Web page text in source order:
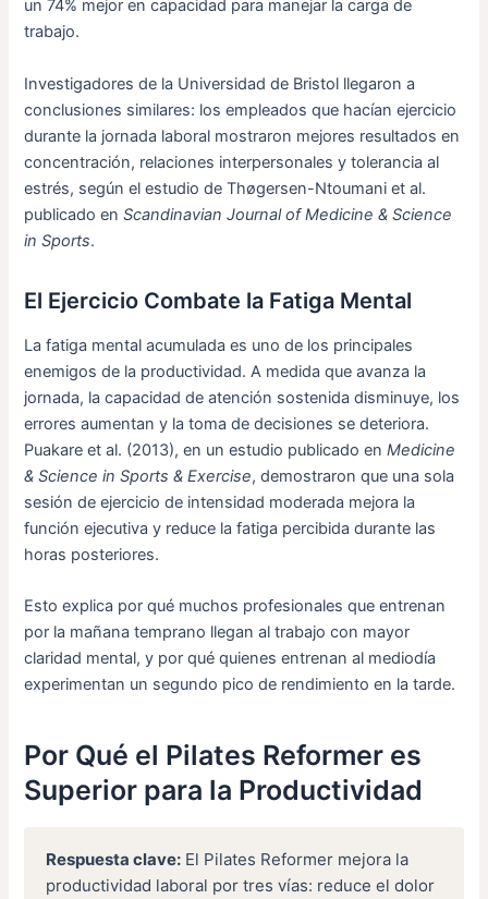
un 74% mejor en capacidad para manejar la carga de
trabajo.
Investigadores de la Universidad de Bristol llegaron a
conclusiones similares: los empleados que hacían ejercicio
durante la jornada laboral mostraron mejores resultados en
concentración, relaciones interpersonales y tolerancia al
estrés, según el estudio de Thøgersen-Ntoumani et al.
publicado enScandinavian Journal of Medicine & Science
in Sports.
El Ejercicio Combate la Fatiga Mental
La fatiga mental acumulada es uno de los principales
enemigos de la productividad. A medida que avanza la
jornada, la capacidad de atención sostenida disminuye, los
errores aumentan y la toma de decisiones se deteriora.
Puakare et al. (2013), en un estudio publicado enMedicine
& Science in Sports & Exercise, demostraron que una sola
sesión de ejercicio de intensidad moderada mejora la
función ejecutiva y reduce la fatiga percibida durante las
horas posteriores.
Esto explica por qué muchos profesionales que entrenan
por la mañana temprano llegan al trabajo con mayor
claridad mental, y por qué quienes entrenan al mediodía
experimentan un segundo pico de rendimiento en la tarde.
Por Qué el Pilates Reformer es
Superior para la Productividad
Respuesta clave: El Pilates Reformer mejora la
productividad laboral por tres vías: reduce el dolor